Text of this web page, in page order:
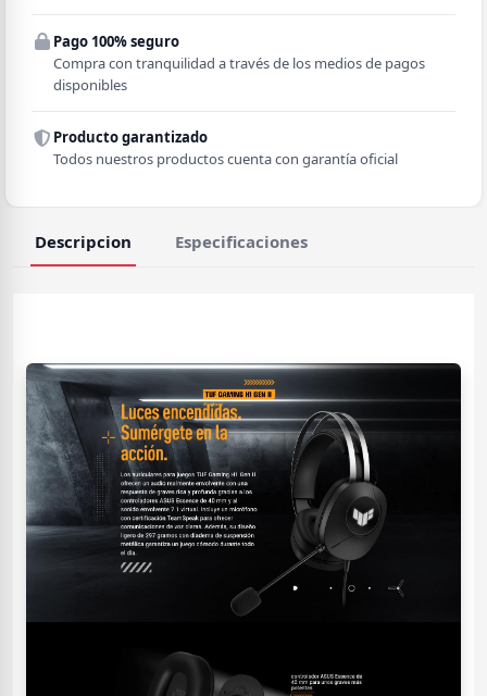
Comuna
Pago 100% seguro
Compra con tranquilidad a través de los medios de pagos
disponibles
Producto garantizado
Todos nuestros productos cuenta con garantía oficial
Descripcion Especificaciones